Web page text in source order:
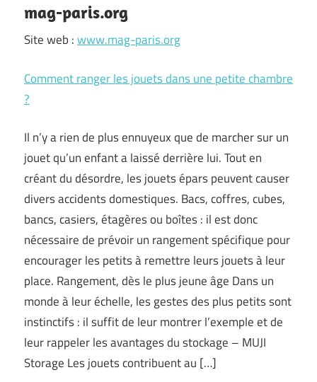
mag-paris.org
Site web :www.mag-paris.org
Comment ranger les jouets dans une petite chambre
?
Il n’y a rien de plus ennuyeux que de marcher sur un
jouet qu’un enfant a laissé derrière lui. Tout en
créant du désordre, les jouets épars peuvent causer
divers accidents domestiques. Bacs, coffres, cubes,
bancs, casiers, étagères ou boîtes : il est donc
nécessaire de prévoir un rangement spécifique pour
encourager les petits à remettre leurs jouets à leur
place. Rangement, dès le plus jeune âge Dans un
monde à leur échelle, les gestes des plus petits sont
instinctifs : il suffit de leur montrer l’exemple et de
leur rappeler les avantages du stockage – MUJI
Storage Les jouets contribuent au […]